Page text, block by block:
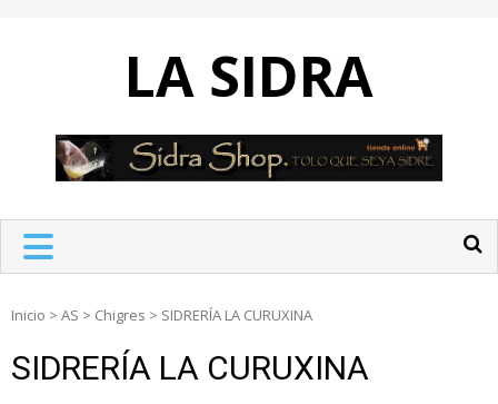
LA SIDRA
Inicio > AS > Chigres > SIDRERÍA LA CURUXINA
SIDRERÍA LA CURUXINA